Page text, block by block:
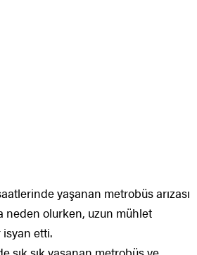
yaşanan metrobüs arızası
neden olurken, uzun mühlet
etti.